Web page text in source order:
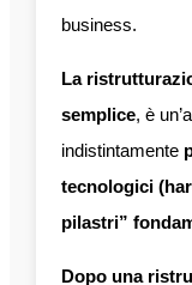
business.
La
semplice, è
indistintamente
tecnologici
pilastri”
Dopo una